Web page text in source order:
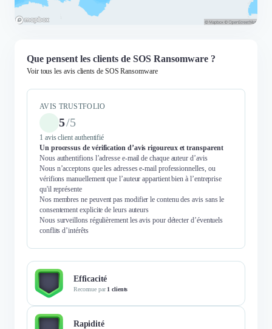
Que pensent les clients de SOS Ransomware ?
Voir tous les avis clients de SOS Ransomware
AVIS TRUSTFOLIO
5/5
1 avis client authentifié
Un processus de vérification d’avis rigoureux et transparent
Nous authentifions l’adresse e-mail de chaque auteur d’avis
Nous n’acceptons que les adresses e-mail professionnelles, ou
vérifions manuellement que l’auteur appartient bien à l’entreprise
qu'il représente
Nos membres ne peuvent pas modifier le contenu des avis sans le
consentement explicite de leurs auteurs
Nous surveillons régulièrement les avis pour détecter d’éventuels
conflits d’intérêts
Efficacité
Reconnue par1 clients
Rapidité